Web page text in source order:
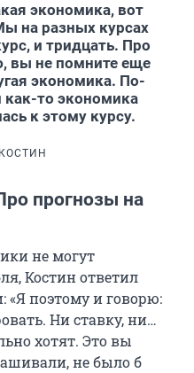
экономика, вот
на разных курсах
и тридцать. Про
вы не помните еще
экономика. По-
то экономика
к этому курсу.
прогнозы на
не могут
Костин ответил
«Я поэтому и говорю:
Ни ставку, ни…
хотят. Это вы
не было б